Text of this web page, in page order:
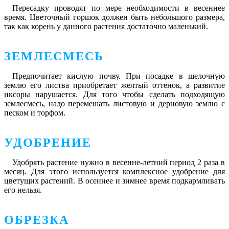
Пересадку проводят по мере необходимости в весеннее
время. Цветочный горшок должен быть небольшого размера,
так как корень у данного растения достаточно маленький.
ЗЕМЛЕСМЕСЬ
Предпочитает кислую почву. При посадке в щелочную
землю его листва приобретает желтый оттенок, а развитие
иксоры нарушается. Для того чтобы сделать подходящую
землесмесь, надо перемешать листовую и дерновую землю с
песком и торфом.
УДОБРЕНИЕ
Удобрять растение нужно в весенне-летний период 2 раза в
месяц. Для этого используется комплексное удобрение для
цветущих растений. В осеннее и зимнее время подкармливать
его нельзя.
ОБРЕЗКА